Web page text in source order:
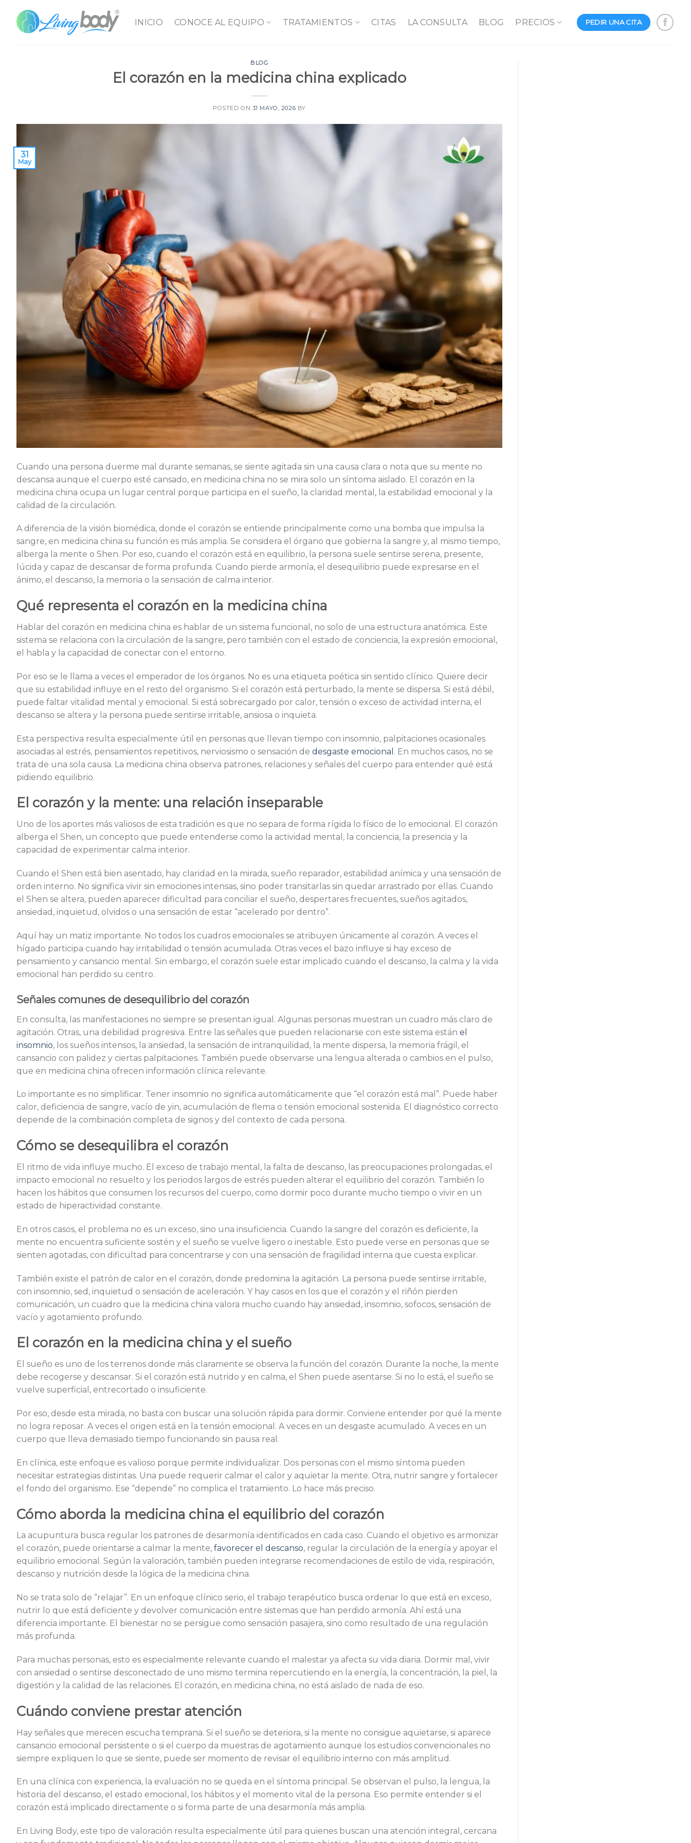
content
INICIO CONOCE AL EQUIPO TRATAMIENTOS CITAS LA CONSULTA BLOG PRECIOS PEDIR UNA CITA
BLOG
El corazón en la medicina china explicado
POSTED ON 31 MAYO, 2026 BY
31
May
Cuando una persona duerme mal durante semanas, se siente agitada sin una causa clara o nota que su mente no
descansa aunque el cuerpo esté cansado, en medicina china no se mira solo un síntoma aislado. El corazón en la
medicina china ocupa un lugar central porque participa en el sueño, la claridad mental, la estabilidad emocional y la
calidad de la circulación.
A diferencia de la visión biomédica, donde el corazón se entiende principalmente como una bomba que impulsa la
sangre, en medicina china su función es más amplia. Se considera el órgano que gobierna la sangre y, al mismo tiempo,
alberga la mente o Shen. Por eso, cuando el corazón está en equilibrio, la persona suele sentirse serena, presente,
lúcida y capaz de descansar de forma profunda. Cuando pierde armonía, el desequilibrio puede expresarse en el
ánimo, el descanso, la memoria o la sensación de calma interior.
Qué representa el corazón en la medicina china
Hablar del corazón en medicina china es hablar de un sistema funcional, no solo de una estructura anatómica. Este
sistema se relaciona con la circulación de la sangre, pero también con el estado de conciencia, la expresión emocional,
el habla y la capacidad de conectar con el entorno.
Por eso se le llama a veces el emperador de los órganos. No es una etiqueta poética sin sentido clínico. Quiere decir
que su estabilidad influye en el resto del organismo. Si el corazón está perturbado, la mente se dispersa. Si está débil,
puede faltar vitalidad mental y emocional. Si está sobrecargado por calor, tensión o exceso de actividad interna, el
descanso se altera y la persona puede sentirse irritable, ansiosa o inquieta.
Esta perspectiva resulta especialmente útil en personas que llevan tiempo con insomnio, palpitaciones ocasionales
asociadas al estrés, pensamientos repetitivos, nerviosismo o sensación de desgaste emocional . En muchos casos, no se
trata de una sola causa. La medicina china observa patrones, relaciones y señales del cuerpo para entender qué está
pidiendo equilibrio.
El corazón y la mente: una relación inseparable
Uno de los aportes más valiosos de esta tradición es que no separa de forma rígida lo físico de lo emocional. El corazón
alberga el Shen, un concepto que puede entenderse como la actividad mental, la conciencia, la presencia y la
capacidad de experimentar calma interior.
Cuando el Shen está bien asentado, hay claridad en la mirada, sueño reparador, estabilidad anímica y una sensación de
orden interno. No significa vivir sin emociones intensas, sino poder transitarlas sin quedar arrastrado por ellas. Cuando
el Shen se altera, pueden aparecer dificultad para conciliar el sueño, despertares frecuentes, sueños agitados,
ansiedad, inquietud, olvidos o una sensación de estar “acelerado por dentro”.
Aquí hay un matiz importante. No todos los cuadros emocionales se atribuyen únicamente al corazón. A veces el
hígado participa cuando hay irritabilidad o tensión acumulada. Otras veces el bazo influye si hay exceso de
pensamiento y cansancio mental. Sin embargo, el corazón suele estar implicado cuando el descanso, la calma y la vida
emocional han perdido su centro.
Señales comunes de desequilibrio del corazón
En consulta, las manifestaciones no siempre se presentan igual. Algunas personas muestran un cuadro más claro de
agitación. Otras, una debilidad progresiva. Entre las señales que pueden relacionarse con este sistema están el
insomnio, los sueños intensos, la ansiedad, la sensación de intranquilidad, la mente dispersa, la memoria frágil, el
cansancio con palidez y ciertas palpitaciones. También puede observarse una lengua alterada o cambios en el pulso,
que en medicina china ofrecen información clínica relevante.
Lo importante es no simplificar. Tener insomnio no significa automáticamente que “el corazón está mal”. Puede haber
calor, deficiencia de sangre, vacío de yin, acumulación de flema o tensión emocional sostenida. El diagnóstico correcto
depende de la combinación completa de signos y del contexto de cada persona.
Cómo se desequilibra el corazón
El ritmo de vida influye mucho. El exceso de trabajo mental, la falta de descanso, las preocupaciones prolongadas, el
impacto emocional no resuelto y los periodos largos de estrés pueden alterar el equilibrio del corazón. También lo
hacen los hábitos que consumen los recursos del cuerpo, como dormir poco durante mucho tiempo o vivir en un
estado de hiperactividad constante.
En otros casos, el problema no es un exceso, sino una insuficiencia. Cuando la sangre del corazón es deficiente, la
mente no encuentra suficiente sostén y el sueño se vuelve ligero o inestable. Esto puede verse en personas que se
sienten agotadas, con dificultad para concentrarse y con una sensación de fragilidad interna que cuesta explicar.
También existe el patrón de calor en el corazón, donde predomina la agitación. La persona puede sentirse irritable,
con insomnio, sed, inquietud o sensación de aceleración. Y hay casos en los que el corazón y el riñón pierden
comunicación, un cuadro que la medicina china valora mucho cuando hay ansiedad, insomnio, sofocos, sensación de
vacío y agotamiento profundo.
El corazón en la medicina china y el sueño
El sueño es uno de los terrenos donde más claramente se observa la función del corazón. Durante la noche, la mente
debe recogerse y descansar. Si el corazón está nutrido y en calma, el Shen puede asentarse. Si no lo está, el sueño se
vuelve superficial, entrecortado o insuficiente.
Por eso, desde esta mirada, no basta con buscar una solución rápida para dormir. Conviene entender por qué la mente
no logra reposar. A veces el origen está en la tensión emocional. A veces en un desgaste acumulado. A veces en un
cuerpo que lleva demasiado tiempo funcionando sin pausa real.
En clínica, este enfoque es valioso porque permite individualizar. Dos personas con el mismo síntoma pueden
necesitar estrategias distintas. Una puede requerir calmar el calor y aquietar la mente. Otra, nutrir sangre y fortalecer
el fondo del organismo. Ese “depende” no complica el tratamiento. Lo hace más preciso.
Cómo aborda la medicina china el equilibrio del corazón
La acupuntura busca regular los patrones de desarmonía identificados en cada caso. Cuando el objetivo es armonizar
el corazón, puede orientarse a calmar la mente, favorecer el descanso, regular la circulación de la energía y apoyar el
equilibrio emocional. Según la valoración, también pueden integrarse recomendaciones de estilo de vida, respiración,
descanso y nutrición desde la lógica de la medicina china.
No se trata solo de “relajar”. En un enfoque clínico serio, el trabajo terapéutico busca ordenar lo que está en exceso,
nutrir lo que está deficiente y devolver comunicación entre sistemas que han perdido armonía. Ahí está una
diferencia importante. El bienestar no se persigue como sensación pasajera, sino como resultado de una regulación
más profunda.
Para muchas personas, esto es especialmente relevante cuando el malestar ya afecta su vida diaria. Dormir mal, vivir
con ansiedad o sentirse desconectado de uno mismo termina repercutiendo en la energía, la concentración, la piel, la
digestión y la calidad de las relaciones. El corazón, en medicina china, no está aislado de nada de eso.
Cuándo conviene prestar atención
Hay señales que merecen escucha temprana. Si el sueño se deteriora, si la mente no consigue aquietarse, si aparece
cansancio emocional persistente o si el cuerpo da muestras de agotamiento aunque los estudios convencionales no
siempre expliquen lo que se siente, puede ser momento de revisar el equilibrio interno con más amplitud.
En una clínica con experiencia, la evaluación no se queda en el síntoma principal. Se observan el pulso, la lengua, la
historia del descanso, el estado emocional, los hábitos y el momento vital de la persona. Eso permite entender si el
corazón está implicado directamente o si forma parte de una desarmonía más amplia.
En Living Body, este tipo de valoración resulta especialmente útil para quienes buscan una atención integral, cercana